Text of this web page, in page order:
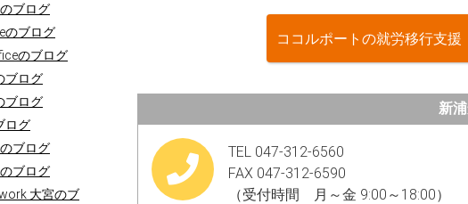
ブログ
のブログ
のブログ
ブログ
ブログ
ログ
ブログ
ブログ
大宮のブ
ココルポートの就労移行支援
新
TEL 047-312-6560
FAX 047-312-6590
（受付時間 月～金 9:00～18:00）